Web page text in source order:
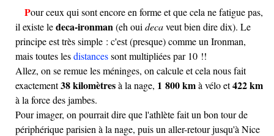
Pour ceux qui sont encore en forme et que cela ne fatigue pas,
il existe ledeca-ironman(eh oui decaveut bien dire dix). Le
principe est très simple : c'est (presque) comme un Ironman,
mais toutes lesdistancessont multipliées par 10 !!
Allez, on se remue les méninges, on calcule et cela nous fait
exactement38 kilomètresà la nage, 1 800 kmà vélo et422 km
à la force des jambes.
Pour imager, on pourrait dire que l'athlète fait un bon tour de
périphérique parisien à la nage, puis un aller-retour jusqu'à Nice